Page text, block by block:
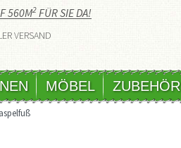
560M2 FÜR SIE DA!
VERSAND
MÖBEL ZUBEHÖR